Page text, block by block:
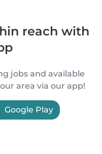
reach with
jobs and available
area via our app!
Google Play